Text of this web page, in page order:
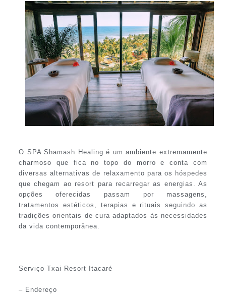
O SPA Shamash Healing é um ambiente extremamente
charmoso que fica no topo do morro e conta com
diversas alternativas de relaxamento para os hóspedes
que chegam ao resort para recarregar as energias. As
opções oferecidas passam por massagens,
tratamentos estéticos, terapias e rituais seguindo as
tradições orientais de cura adaptados às necessidades
da vida contemporânea.
Serviço Txai Resort Itacaré
– Endereço